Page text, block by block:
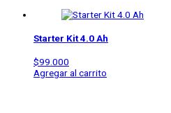
Starter Kit 4.0 Ah
$99.000
Agregar al carrito